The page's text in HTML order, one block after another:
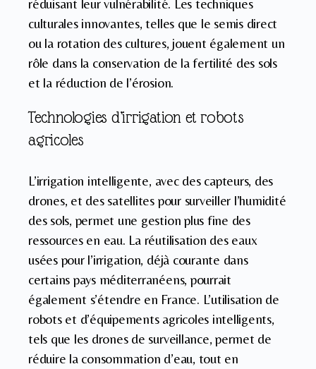
réduisant leur vulnérabilité. Les techniques
culturales innovantes, telles que le semis direct
ou la rotation des cultures, jouent également un
rôle dans la conservation de la fertilité des sols
et la réduction de l’érosion.
Technologies d’irrigation et robots
agricoles
L’irrigation intelligente, avec des capteurs, des
drones, et des satellites pour surveiller l’humidité
des sols, permet une gestion plus fine des
ressources en eau. La réutilisation des eaux
usées pour l’irrigation, déjà courante dans
certains pays méditerranéens, pourrait
également s’étendre en France. L’utilisation de
robots et d’équipements agricoles intelligents,
tels que les drones de surveillance, permet de
réduire la consommation d’eau, tout en